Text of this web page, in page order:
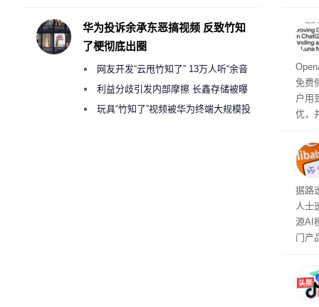
称
也无
免费
户用
优，
本
钮用
型
据路
人士
源AI
门产
华为投诉余承东恶搞视频 反致竹知
了梗彻底出圈
网友开发“云甩竹知了” 13万人听“余音
绕梁”利益分歧引发内部摩擦 长鑫存储被曝
曾将华为驻场工程师驱逐出研发基地
玩具“竹知了”视频被华为终端大规模投